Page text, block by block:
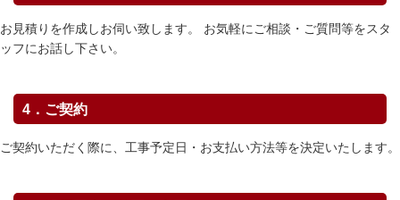
お見積りを作成しお伺い致します。 お気軽にご相談・ご質問等をスタ
ッフにお話し下さい。
4．ご契約
ご契約いただく際に、工事予定日・お支払い方法等を決定いたします。